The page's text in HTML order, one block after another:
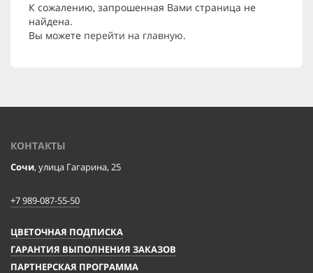
К сожалению, запрошенная Вами страница не
найдена.
Вы можете перейти на главную.
КОНТАКТЫ
Сочи, улица Гагарина, 25
+7 989-087-55-50
ЦВЕТОЧНАЯ ПОДПИСКА
ГАРАНТИЯ ВЫПОЛНЕНИЯ ЗАКАЗОВ
ПАРТНЕРСКАЯ ПРОГРАММА